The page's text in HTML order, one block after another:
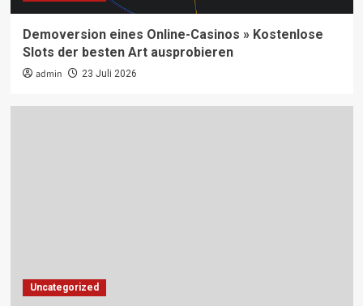
Demoversion eines Online-Casinos » Kostenlose
Slots der besten Art ausprobieren
admin 23 Juli 2026
Uncategorized